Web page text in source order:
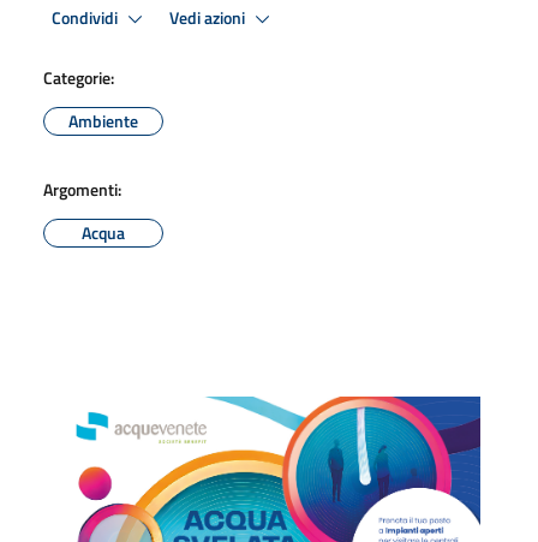
Condividi Vedi azioni
Categorie:
Ambiente
Argomenti:
Acqua